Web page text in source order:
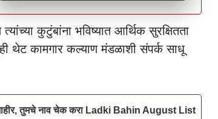
कुटुंबांना भविष्यात आर्थिक सुरक्षितता
थेट कामगार कल्याण मंडळाशी संपर्क साधू
जाहीर, तुमचे नाव चेक करा Ladki Bahin August List